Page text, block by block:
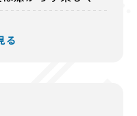
番の練習できた
る